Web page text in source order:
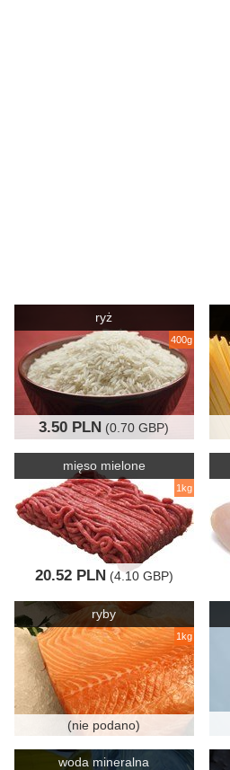
ryż
400g
3.50 PLN (0.70 GBP)
mięso mielone
1kg
20.52 PLN (4.10 GBP)
ryby
1kg
(nie podano)
woda mineralna